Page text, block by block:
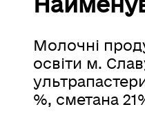
Молочні
освіти м.
%, сметана